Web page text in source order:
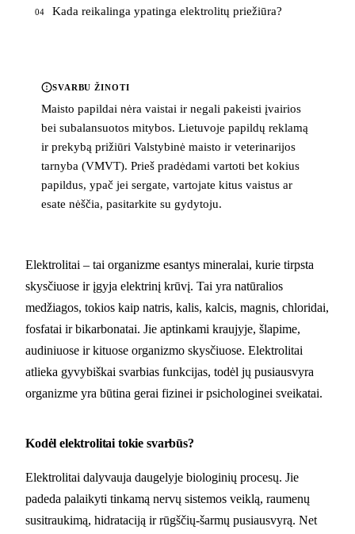
04 Kada reikalinga ypatinga elektrolitų priežiūra?
SVARBU ŽINOTI
Maisto papildai nėra vaistai ir negali pakeisti įvairios
bei subalansuotos mitybos. Lietuvoje papildų reklamą
ir prekybą prižiūri Valstybinė maisto ir veterinarijos
tarnyba (VMVT). Prieš pradėdami vartoti bet kokius
papildus, ypač jei sergate, vartojate kitus vaistus ar
esate nėščia, pasitarkite su gydytoju.
Elektrolitai – tai organizme esantys mineralai, kurie tirpsta
skysčiuose ir įgyja elektrinį krūvį. Tai yra natūralios
medžiagos, tokios kaip natris, kalis, kalcis, magnis, chloridai,
fosfatai ir bikarbonatai. Jie aptinkami kraujyje, šlapime,
audiniuose ir kituose organizmo skysčiuose. Elektrolitai
atlieka gyvybiškai svarbias funkcijas, todėl jų pusiausvyra
organizme yra būtina gerai fizinei ir psichologinei sveikatai.
Kodėl elektrolitai tokie svarbūs?
Elektrolitai dalyvauja daugelyje biologinių procesų. Jie
padeda palaikyti tinkamą nervų sistemos veiklą, raumenų
susitraukimą, hidrataciją ir rūgščių-šarmų pusiausvyrą. Net